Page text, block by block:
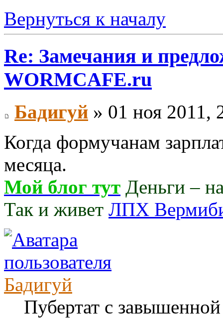
Вернуться к началу
Re: Замечания и
WORMCAFE.ru
Бадигуй » 01 ноя 2011,
Когда формучанам
месяца.
Мой блог тут Деньги –
Так и живет ЛПХ
Бадигуй
Пубертат с